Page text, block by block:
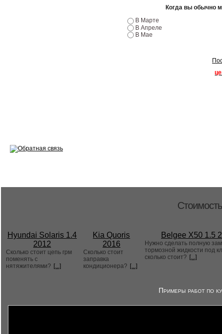
Когда вы обычно
В Марте
В Апреле
В Мае
Hyundai Solaris 1.4
2012
Сколько стоит цепь грм
поменять с
нятяжителями? [...]
Kia Quoris
2016
Сколько стоит
заправка
кондиционера? [...]
Belgee X50 1.5
Нужно сделать полную
тормозной жидкости под
сколько стоит? [...]
Примеры работ по